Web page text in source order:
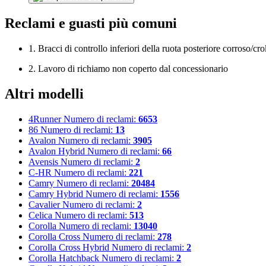
Reclami e guasti più comuni
1. Bracci di controllo inferiori della ruota posteriore corroso/
2. Lavoro di richiamo non coperto dal concessionario
Altri modelli
4Runner Numero di reclami: 6653
86 Numero di reclami: 13
Avalon Numero di reclami: 3905
Avalon Hybrid Numero di reclami: 66
Avensis Numero di reclami: 2
C-HR Numero di reclami: 221
Camry Numero di reclami: 20484
Camry Hybrid Numero di reclami: 1556
Cavalier Numero di reclami: 2
Celica Numero di reclami: 513
Corolla Numero di reclami: 13040
Corolla Cross Numero di reclami: 278
Corolla Cross Hybrid Numero di reclami: 2
Corolla Hatchback Numero di reclami: 2